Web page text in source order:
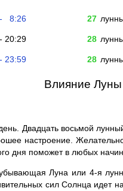
8:26 27
20:29 28
23:59 28
Влияние Луны
Двадцать восьмой
настроение.
дня поможет в любых
Луна или 4-я
сил Солнца идет